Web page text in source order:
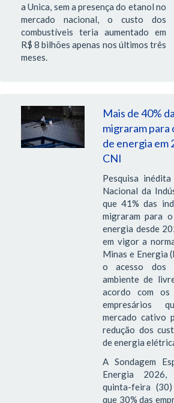
a Unica, sem a presença do etanol no
mercado nacional, o custo dos
combustíveis teria aumentado em
R$ 8 bilhões apenas nos últimos três
meses.
Mais de 40%
migraram para
de energia em
CNI
Pesquisa
Nacional da
que 41% das
migraram para
energia desde
em vigor a
Minas e Energia
o acesso dos
ambiente de
acordo com os
empresários
mercado cativo
redução dos
de energia
A Sondagem
Energia 2026,
quinta-feira
que 30% das